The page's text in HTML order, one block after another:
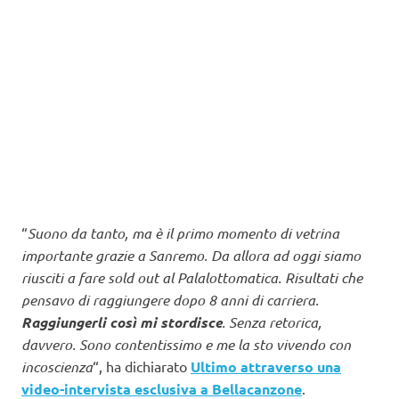
“Suono da tanto, ma è il primo momento di vetrina
importante grazie a Sanremo. Da allora ad oggi siamo
riusciti a fare sold out al Palalottomatica. Risultati che
pensavo di raggiungere dopo 8 anni di carriera.
Raggiungerli così mi stordisce. Senza retorica,
davvero. Sono contentissimo e me la sto vivendo con
incoscienza“, ha dichiarato Ultimo attraverso una
video-intervista esclusiva a Bellacanzone